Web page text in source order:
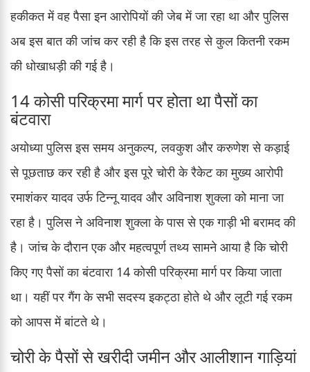
हकीकत में वह पैसा इन आरोपियों की जेब में जा रहा था और पुलिस
अब इस बात की जांच कर रही है कि इस तरह से कुल कितनी रकम
की धोखाधड़ी की गई है।
14 कोसी परिक्रमा मार्ग पर होता था पैसों का
बंटवारा
अयोध्या पुलिस इस समय अनुकल्प, लवकुश और करुणेश से कड़ाई
से पूछताछ कर रही है और इस पूरे चोरी के रैकेट का मुख्य आरोपी
रमाशंकर यादव उर्फ टिन्नू यादव और अविनाश शुक्ला को माना जा
रहा है। पुलिस ने अविनाश शुक्ला के पास से एक गाड़ी भी बरामद की
है। जांच के दौरान एक और महत्वपूर्ण तथ्य सामने आया है कि चोरी
किए गए पैसों का बंटवारा 14 कोसी परिक्रमा मार्ग पर किया जाता
था। यहीं पर गैंग के सभी सदस्य इकट्ठा होते थे और लूटी गई रकम
को आपस में बांटते थे।
चोरी के पैसों से खरीदी जमीन और आलीशान गाड़ियां